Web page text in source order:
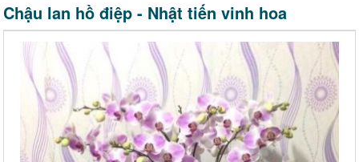
Chậu lan hồ điệp - Nhật tiến vinh hoa